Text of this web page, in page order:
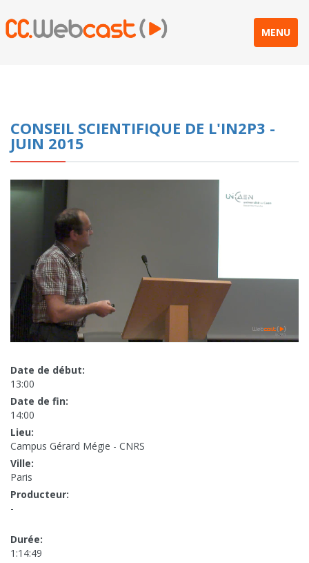
MENU
CONSEIL SCIENTIFIQUE DE L'IN2P3 -
JUIN 2015
Date de début:
13:00
Date de fin:
14:00
Lieu:
Campus Gérard Mégie - CNRS
Ville:
Paris
Producteur:
-
Durée:
1:14:49